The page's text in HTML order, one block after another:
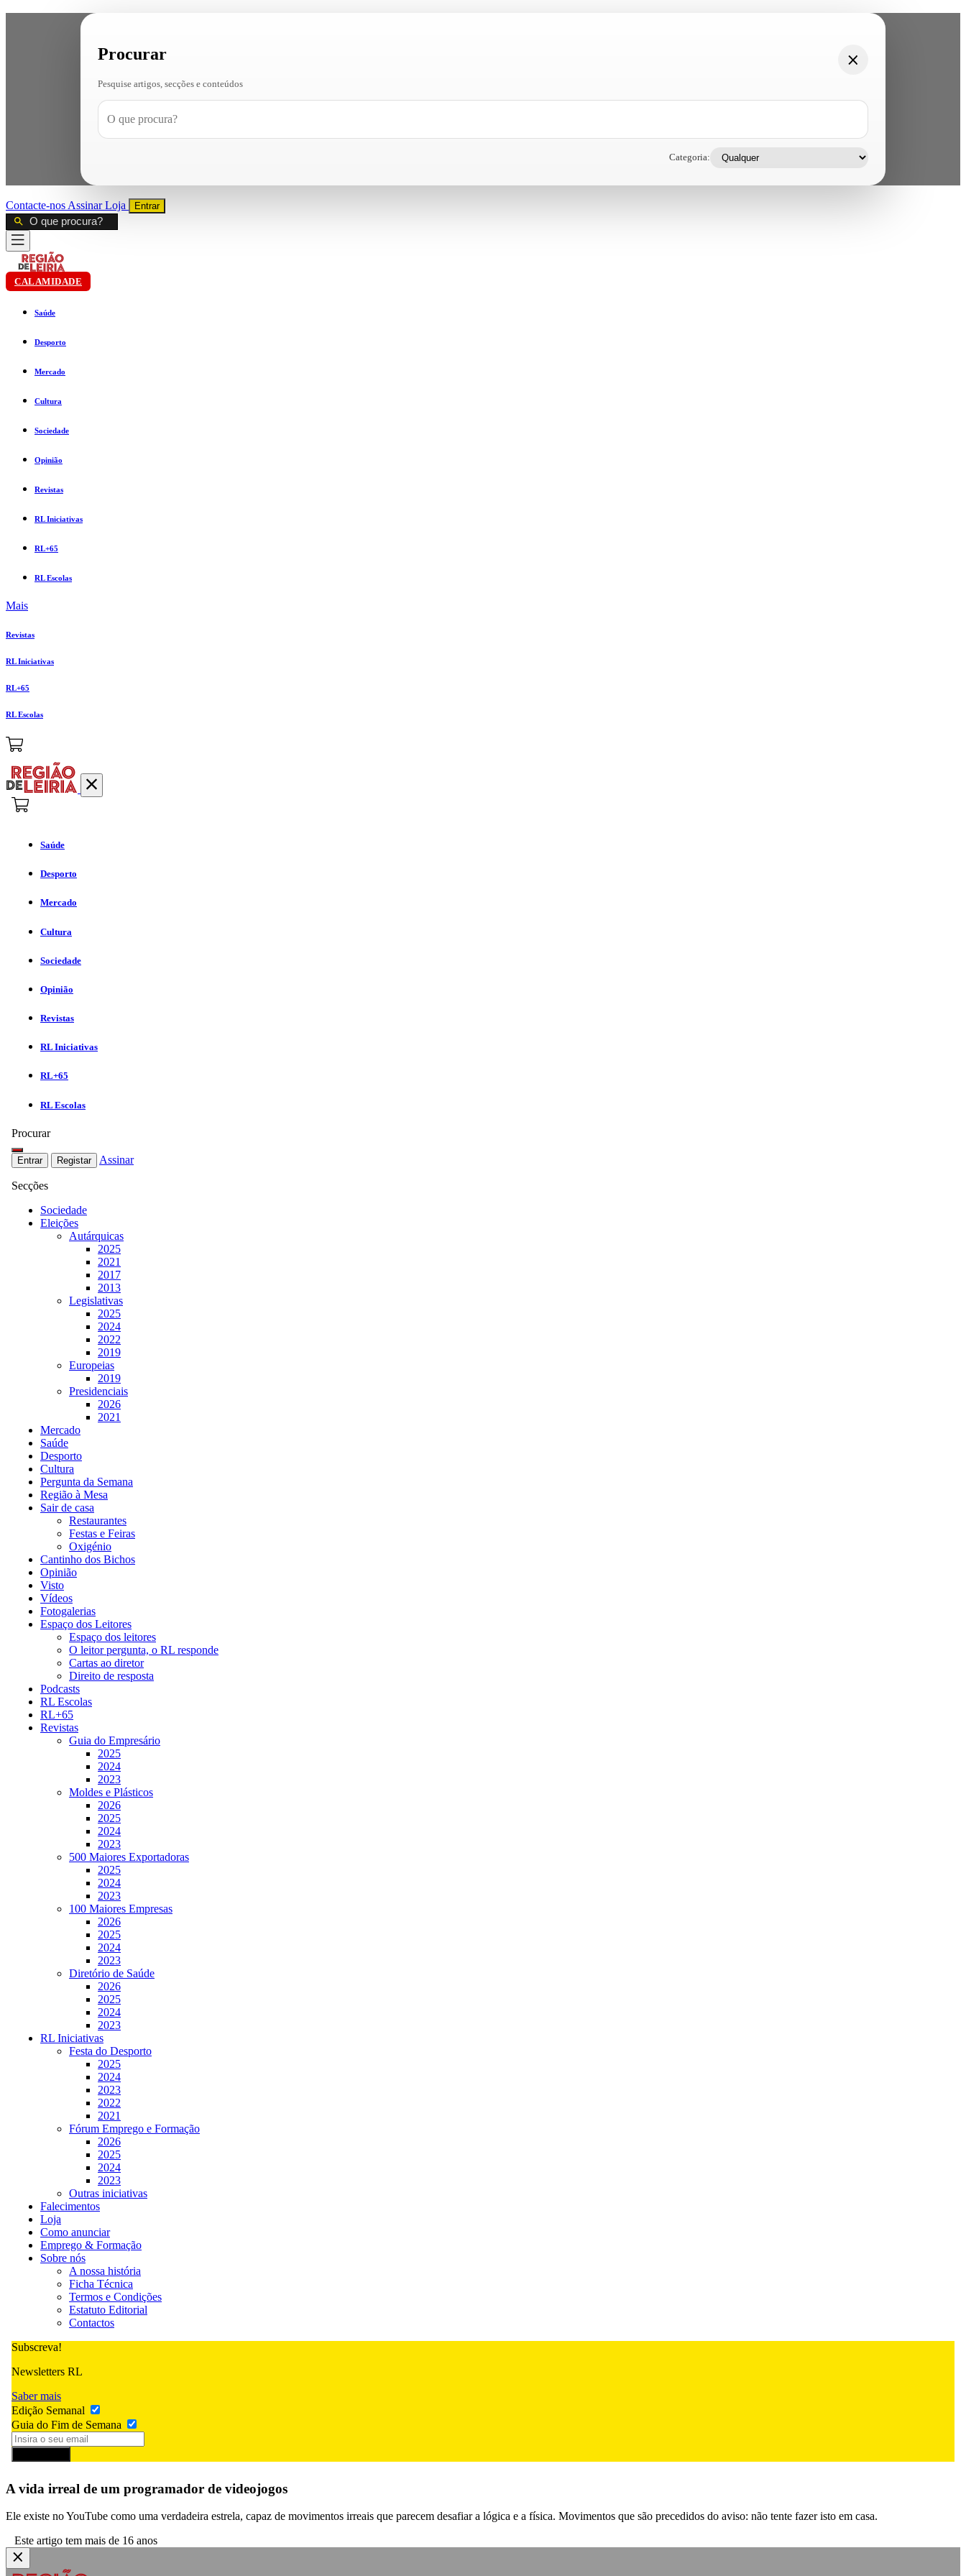
Procurar
Pesquise artigos, secções e conteúdos
Categoria:
Contacte-nos AssinarLoja Entrar
CALAMIDADE
Saúde
Desporto
Mercado
Cultura
Sociedade
Opinião
Revistas
RL Iniciativas
RL+65
RL Escolas
Mais
Revistas
RL Iniciativas
RL+65
RL Escolas
Saúde
Desporto
Mercado
Cultura
Sociedade
Opinião
Revistas
RL Iniciativas
RL+65
RL Escolas
Procurar
Entrar Registar Assinar
Secções
Sociedade
Eleições
Autárquicas
2025
2021
2017
2013
Legislativas
2025
2024
2022
2019
Europeias
2019
Presidenciais
2026
2021
Mercado
Saúde
Desporto
Cultura
Pergunta da Semana
Região à Mesa
Sair de casa
Restaurantes
Festas e Feiras
Oxigénio
Cantinho dos Bichos
Opinião
Visto
Vídeos
Fotogalerias
Espaço dos Leitores
Espaço dos leitores
O leitor pergunta, o RL responde
Cartas ao diretor
Direito de resposta
Podcasts
RL Escolas
RL+65
Revistas
Guia do Empresário
2025
2024
2023
Moldes e Plásticos
2026
2025
2024
2023
500 Maiores Exportadoras
2025
2024
2023
100 Maiores Empresas
2026
2025
2024
2023
Diretório de Saúde
2026
2025
2024
2023
RL Iniciativas
Festa do Desporto
2025
2024
2023
2022
2021
Fórum Emprego e Formação
2026
2025
2024
2023
Outras iniciativas
Falecimentos
Loja
Como anunciar
Emprego & Formação
Sobre nós
A nossa história
Ficha Técnica
Termos e Condições
Estatuto Editorial
Contactos
Subscreva!
Newsletters RL
Saber mais
Edição Semanal
Guia do Fim de Semana
A vida irreal de um programador de videojogos
Ele existe no YouTube como uma verdadeira estrela, capaz de movimentos irreais que parecem desafiar a lógica e a física. Movimentos que são precedidos do aviso: não tente fazer isto em casa.
Este artigo tem mais de 16 anos